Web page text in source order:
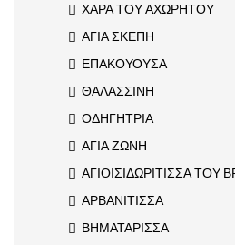
ΧΑΡΑ ΤΟΥ ΑΧΩΡΗΤΟΥ
ΑΓΙΑ ΣΚΕΠΗ
ΕΠΑΚΟΥΟΥΣΑ
ΘΑΛΑΣΣΙΝΗ
ΟΔΗΓΗΤΡΙΑ
ΑΓΙΑ ΖΩΝΗ
ΑΓΙΟΙΣΙΔΩΡΙΤΙΣΣΑ ΤΟΥ
ΑΡΒΑΝΙΤΙΣΣΑ
ΒΗΜΑΤΑΡΙΣΣΑ